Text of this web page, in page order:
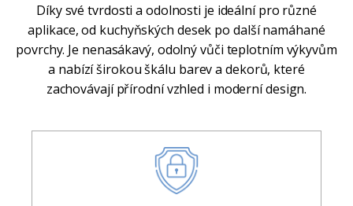
Díky své tvrdosti a odolnosti je ideální pro různé
aplikace, od kuchyňských desek po další namáhané
povrchy. Je nenasákavý, odolný vůči teplotním výkyvům
a nabízí širokou škálu barev a dekorů, které
zachovávají přírodní vzhled i moderní design.